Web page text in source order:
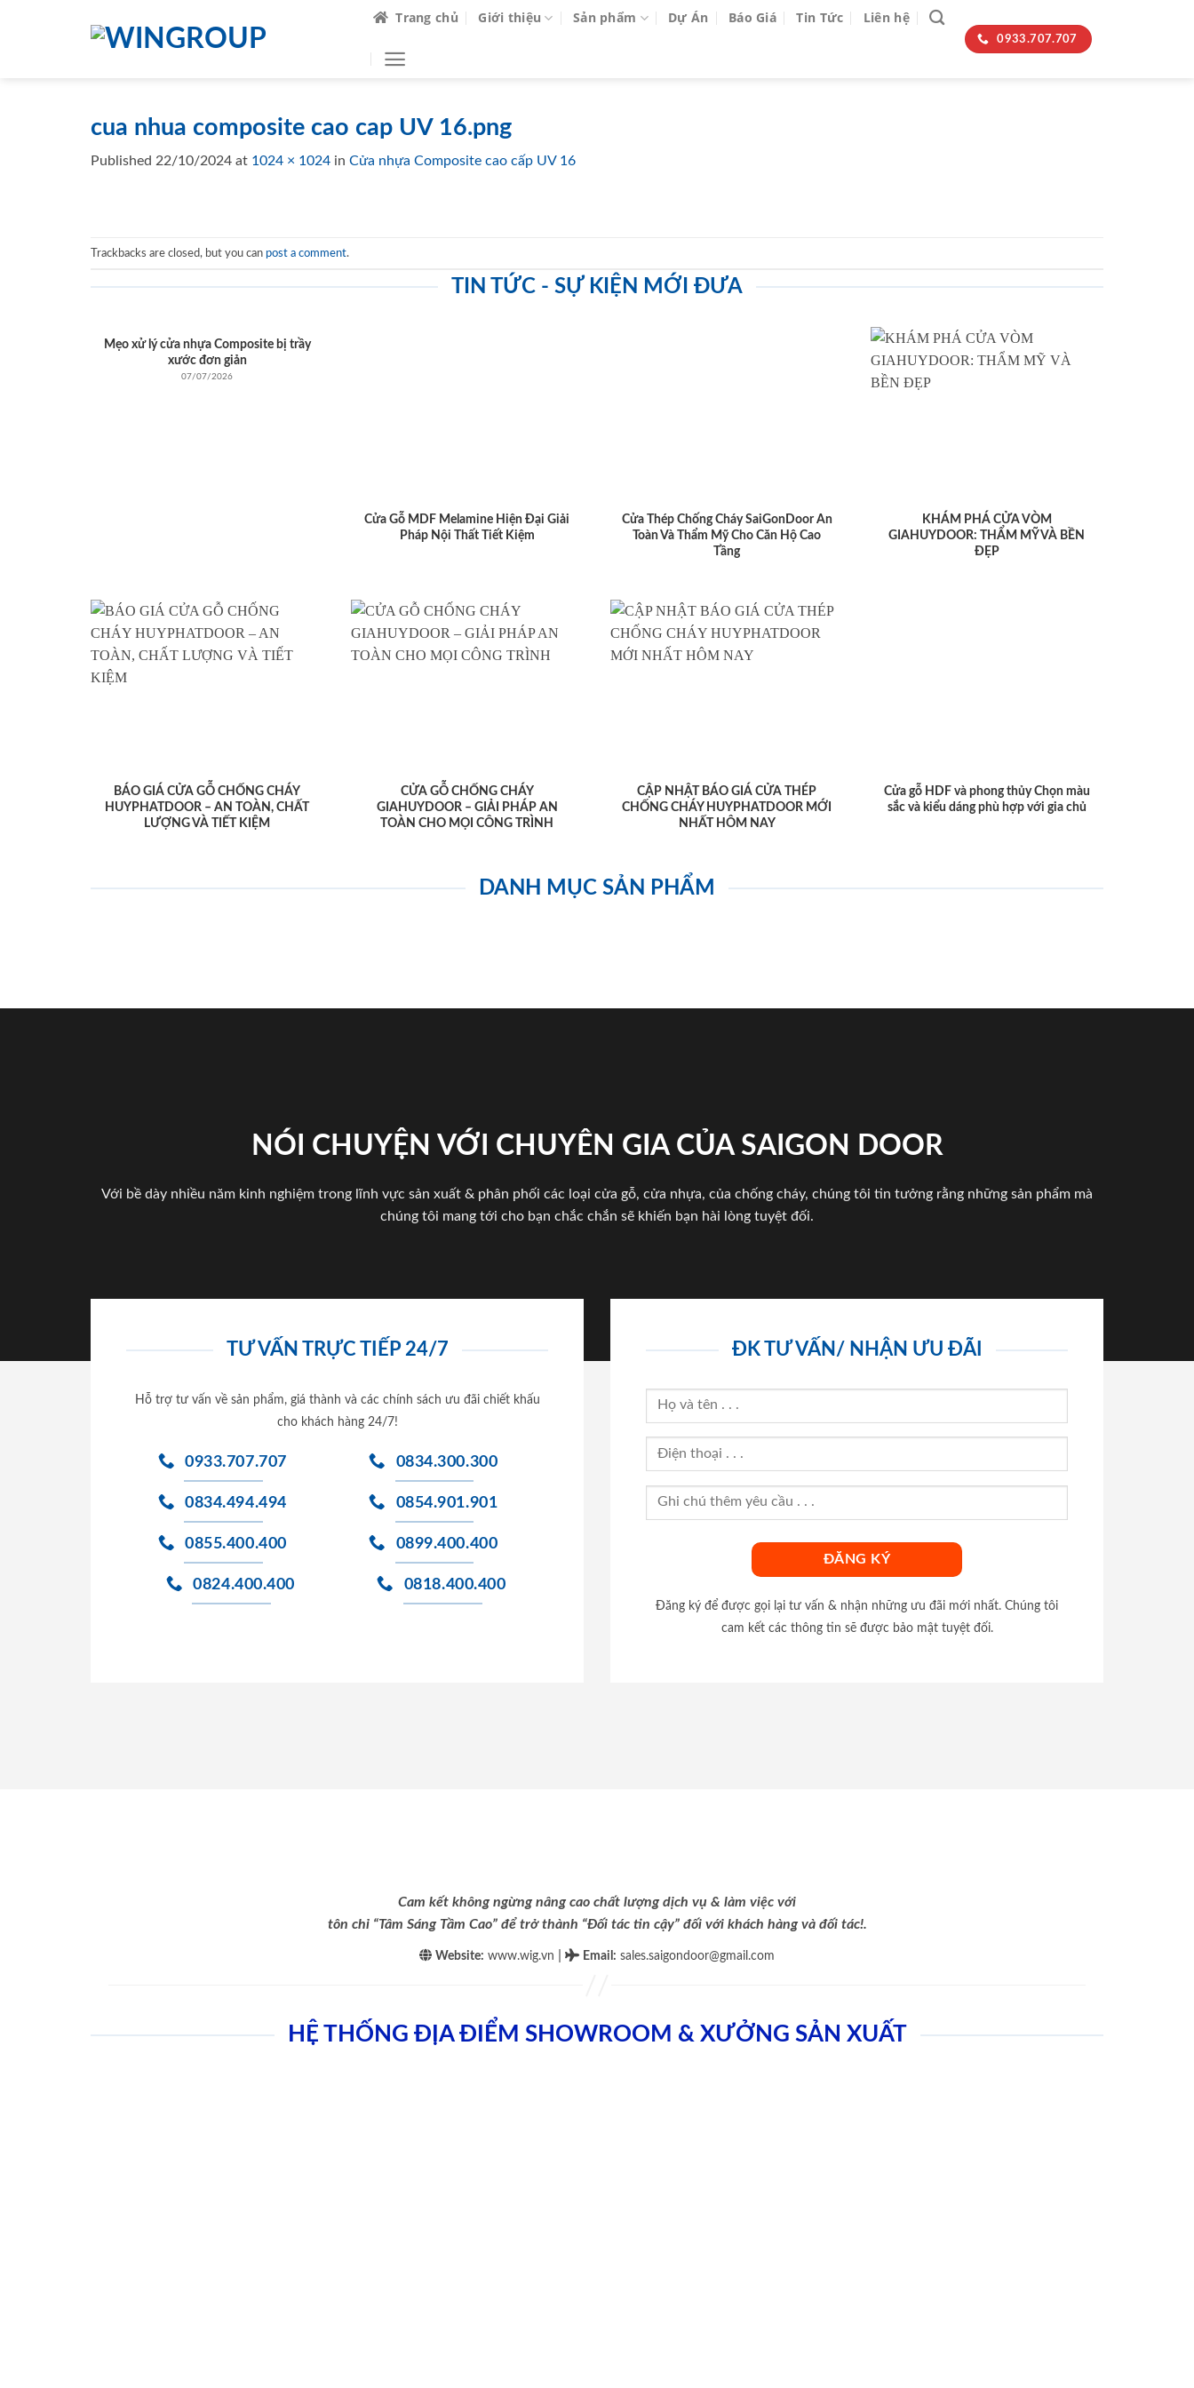
Trang chủ Giới thiệu Sản phẩm Dự Án Báo Giá Tin Tức Liên hệ
0933.707.707
cua nhua composite cao cap UV 16.png
Published 22/10/2024 at 1024 × 1024 in Cửa nhựa Composite cao cấp UV 16
Trackbacks are closed, but you can post a comment.
TIN TỨC - SỰ KIỆN MỚI ĐƯA
Mẹo xử lý cửa nhựa Composite bị trầy
xước đơn giản
07/07/2026
Cửa Gỗ MDF Melamine Hiện Đại Giải
Pháp Nội Thất Tiết Kiệm
Cửa Thép Chống Cháy SaiGonDoor An
Toàn Và Thẩm Mỹ Cho Căn Hộ Cao
Tầng
KHÁM PHÁ CỬA VÒM
GIAHUYDOOR: THẨM MỸ VÀ BỀN
ĐẸP
BÁO GIÁ CỬA GỖ CHỐNG CHÁY
HUYPHATDOOR – AN TOÀN, CHẤT
LƯỢNG VÀ TIẾT KIỆM
CỬA GỖ CHỐNG CHÁY
GIAHUYDOOR – GIẢI PHÁP AN
TOÀN CHO MỌI CÔNG TRÌNH
CẬP NHẬT BÁO GIÁ CỬA THÉP
CHỐNG CHÁY HUYPHATDOOR MỚI
NHẤT HÔM NAY
Cửa gỗ HDF và phong thủy Chọn màu
sắc và kiểu dáng phù hợp với gia chủ
DANH MỤC SẢN PHẨM
NÓI CHUYỆN VỚI CHUYÊN GIA CỦA SAIGON DOOR
Với bề dày nhiều năm kinh nghiệm trong lĩnh vực sản xuất & phân phối các loại cửa gỗ, cửa nhựa, của chống cháy, chúng tôi tin tưởng rằng những sản phẩm mà
chúng tôi mang tới cho bạn chắc chắn sẽ khiến bạn hài lòng tuyệt đối.
TƯ VẤN TRỰC TIẾP 24/7
Hỗ trợ tư vấn về sản phẩm, giá thành và các chính sách ưu đãi chiết khấu
cho khách hàng 24/7!
0933.707.707
0834.494.494
0855.400.400
0824.400.400
0834.300.300
0854.901.901
0899.400.400
0818.400.400
ĐK TƯ VẤN/ NHẬN ƯU ĐÃI
Đăng ký để được gọi lại tư vấn & nhận những ưu đãi mới nhất. Chúng tôi
cam kết các thông tin sẽ được bảo mật tuyệt đối.
Cam kết không ngừng nâng cao chất lượng dịch vụ & làm việc với
tôn chỉ “Tâm Sáng Tầm Cao” để trở thành “Đối tác tin cậy” đối với khách hàng và đối tác!.
Website: www.wig.vn Email : sales.saigondoor@gmail.com
HỆ THỐNG ĐỊA ĐIỂM SHOWROOM & XƯỞNG SẢN XUẤT